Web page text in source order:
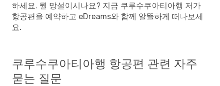
하세요. 뭘 망설이시나요? 지금 쿠루수쿠아티아행 저가
항공편을 예약하고 eDreams와 함께 알뜰하게 떠나보세
요.
쿠루수쿠아티아행 항공편 관련 자주
묻는 질문